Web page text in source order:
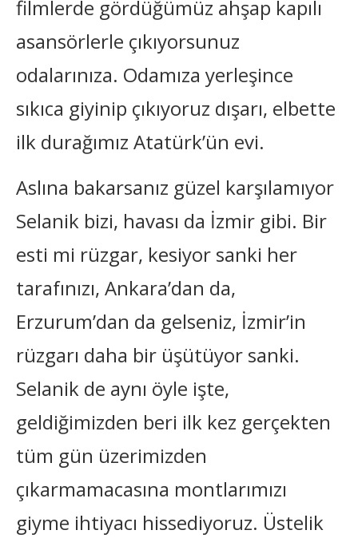
filmlerde gördüğümüz ahşap kapılı
asansörlerle çıkıyorsunuz
odalarınıza. Odamıza yerleşince
sıkıca giyinip çıkıyoruz dışarı, elbette
ilk durağımız Atatürk’ün evi.
Aslına bakarsanız güzel karşılamıyor
Selanik bizi, havası da İzmir gibi. Bir
esti mi rüzgar, kesiyor sanki her
tarafınızı, Ankara’dan da,
Erzurum’dan da gelseniz, İzmir’in
rüzgarı daha bir üşütüyor sanki.
Selanik de aynı öyle işte,
geldiğimizden beri ilk kez gerçekten
tüm gün üzerimizden
çıkarmamacasına montlarımızı
giyme ihtiyacı hissediyoruz. Üstelik